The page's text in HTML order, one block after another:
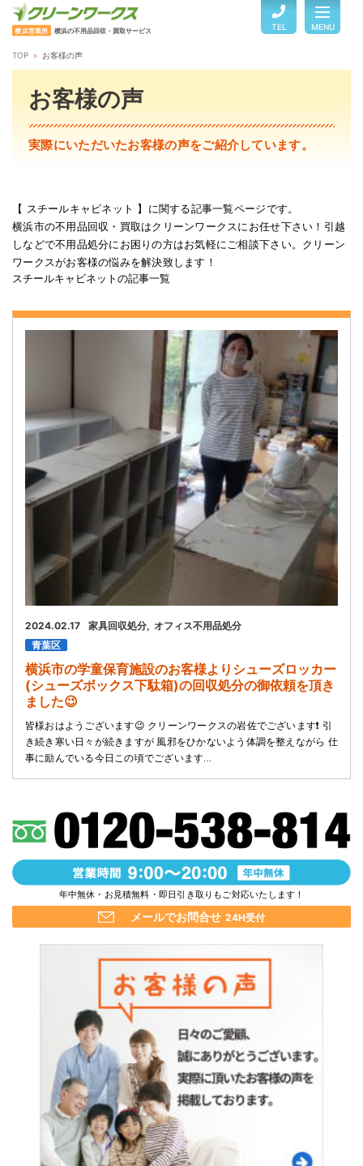
横浜営業所 横浜の不用品回収・買取サービス TEL MENU
サービスのご案内
回収品目・料金
よくある質問
お客様の声
お問い合わせ
会社概要
キャンペーン
WEB割引券プレゼント！
TOP お客様の声
お客様の声
実際にいただいたお客様の声をご紹介しています。
【 スチールキャビネット 】に関する記事一覧ページです。
横浜市の不用品回収・買取はクリーンワークスにお任せ下さい！引越
しなどで不用品処分にお困りの方はお気軽にご相談下さい。クリーン
ワークスがお客様の悩みを解決致します！
スチールキャビネットの記事一覧
2024.02.17 家具回収処分
オフィス不用品処分
青葉区
横浜市の学童保育施設のお客様よりシューズロッカー
(シューズボックス下駄箱)の回収処分の御依頼を頂き
ました😉
皆様おはようございます😉 クリーンワークスの岩佐でございます❗ 引
き続き寒い日々が続きますが 風邪をひかないよう体調を整えながら 仕
事に励んでいる今日この頃でございます…
年中無休・お見積無料・即日引き取りもご対応いたします！
メールでお問合せ 24H受付